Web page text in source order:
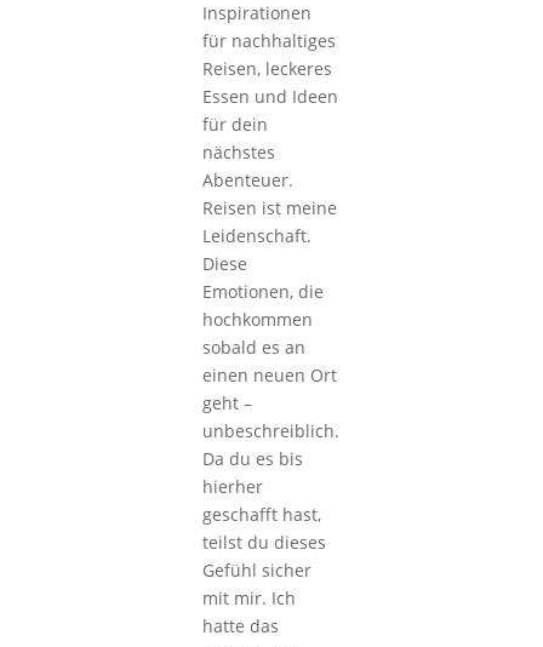
Inspirationen
für nachhaltiges
Reisen, leckeres
Essen und Ideen
für dein
nächstes
Abenteuer.
Reisen ist meine
Leidenschaft.
Diese
Emotionen, die
hochkommen
sobald es an
einen neuen Ort
geht –
unbeschreiblich.
Da du es bis
hierher
geschafft hast,
teilst du dieses
Gefühl sicher
mit mir. Ich
hatte das